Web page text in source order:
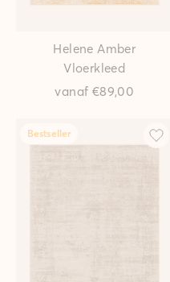
Helene Amber
Vloerkleed
vanaf €89,00
Bestseller